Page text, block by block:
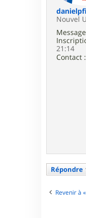
danielpfi
Nouvel
21:14
Contact :
Répondre
Revenir à